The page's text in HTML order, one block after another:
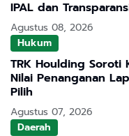
IPAL dan
Bergizi Gratis
Agustus 08, 2026
Hukum
TRK Houlding Soroti
Nilai Penanganan
Pilih
Agustus 07, 2026
Daerah